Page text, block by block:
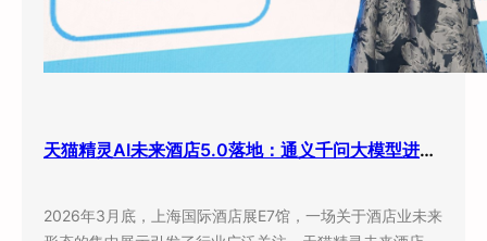
天猫精灵AI未来酒店5.0落地：通义千问大模型进驻客房，酒店业迎来”数字员工”时代
2026年3月底，上海国际酒店展E7馆，一场关于酒店业未来